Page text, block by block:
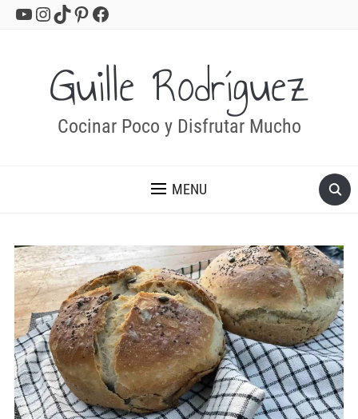
YouTube
Instagram
TikTok
Pinterest
Facebook
Guille Rodríguez
Cocinar Poco y Disfrutar Mucho
MENU